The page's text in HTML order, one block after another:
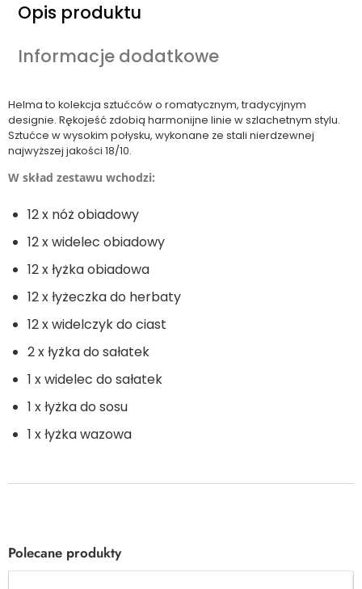
Opis produktu
Informacje dodatkowe
Helma to kolekcja sztućców o romatycznym, tradycyjnym
designie. Rękojeść zdobią harmonijne linie w szlachetnym stylu.
Sztućce w wysokim połysku, wykonane ze stali nierdzewnej
najwyższej jakości 18/10.
W skład zestawu wchodzi:
12 x nóż obiadowy
12 x widelec obiadowy
12 x łyżka obiadowa
12 x łyżeczka do herbaty
12 x widelczyk do ciast
2 x łyżka do sałatek
1 x widelec do sałatek
1 x łyżka do sosu
1 x łyżka wazowa
Polecane produkty